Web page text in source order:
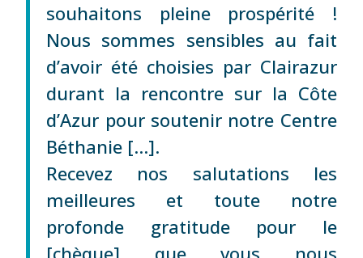
souhaitons pleine prospérité !
Nous sommes sensibles au fait
d’avoir été choisies par Clairazur
durant la rencontre sur la Côte
d’Azur pour soutenir notre Centre
Béthanie […].
Recevez nos salutations les
meilleures et toute notre
profonde gratitude pour le